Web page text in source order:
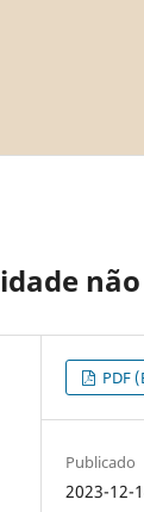
PDF
Publicado
2023-12-